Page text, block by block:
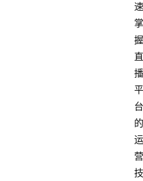
速
掌
握
直
播
平
台
的
运
营
技